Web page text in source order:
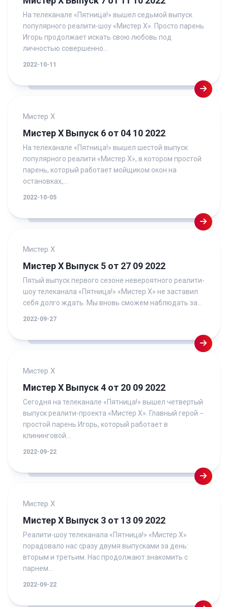
На телеканале «Пятница!» вышел седьмой выпуск
популярного реалити-шоу «Мистер Х». Просто парень
Игорь продолжает искать свою любовь под
личностью совершенно...
2022-10-11
Мистер Х
Мистер Х Выпуск 6 от 04 10 2022
На телеканале «Пятница!» вышел шестой выпуск
популярного реалити «Мистер Х», в котором простой
парень, который работает мойщиком окон на
остановках,...
2022-10-05
Мистер Х
Мистер Х Выпуск 5 от 27 09 2022
Пятый выпуск первого сезоне невероятного реалити-
шоу телеканала «Пятница!» «Мистер Х» не заставил
себя долго ждать. Мы вновь сможем наблюдать за...
2022-09-27
Мистер Х
Мистер Х Выпуск 4 от 20 09 2022
Сегодня на телеканале «Пятница!» вышел четвертый
выпуск реалити-проекта «Мистер Х». Главный герой −
простой парень Игорь, который работает в
клининговой...
2022-09-22
Мистер Х
Мистер Х Выпуск 3 от 13 09 2022
Реалити-шоу телеканала «Пятница!» «Мистер Х»
порадовало нас сразу двумя выпусками за день:
вторым и третьим. Нас продолжают знакомить с
парнем...
2022-09-22